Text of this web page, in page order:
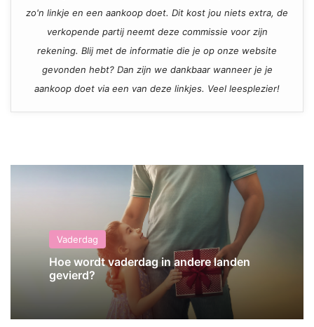
zo'n linkje en een aankoop doet. Dit kost jou niets extra, de
verkopende partij neemt deze commissie voor zijn
rekening. Blij met de informatie die je op onze website
gevonden hebt? Dan zijn we dankbaar wanneer je je
aankoop doet via een van deze linkjes. Veel leesplezier!
Vaderdag
Hoe wordt vaderdag in andere landen
gevierd?